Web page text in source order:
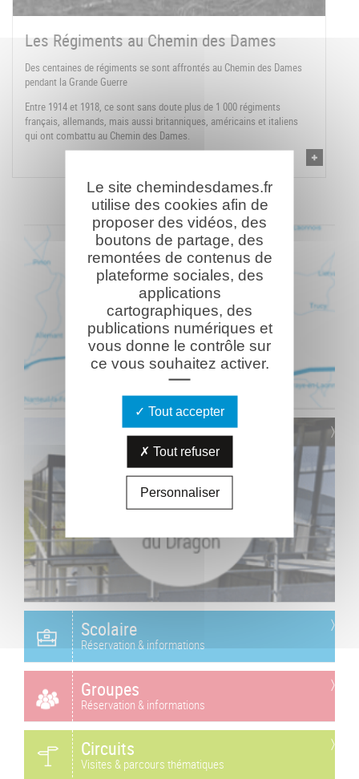
Les Régiments au Chemin des Dames
Des centaines de régiments se sont affrontés au Chemin des Dames
pendant la Grande Guerre
Entre 1914 et 1918, ce sont sans doute plus de 1 000 régiments
français, allemands, mais aussi britanniques, américains et italiens
qui ont combattu au Chemin des Dames.
Scolaire
Réservation & informations
Groupes
Réservation & informations
Circuits
Visites & parcours thématiques
Le site chemindesdames.fr
utilise des cookies afin de
proposer des vidéos, des
boutons de partage, des
remontées de contenus de
plateforme sociales, des
applications
cartographiques, des
publications numériques et
vous donne le contrôle sur
ce vous souhaitez activer.
Tout accepter
Tout refuser
Personnaliser